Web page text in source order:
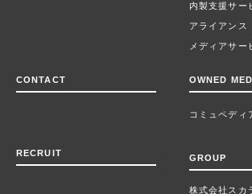
内製支援サー
アライアンス
メディアサー
CONTACT OWNED
コミュペディ
RECRUIT
GROUP
株式会社スカ